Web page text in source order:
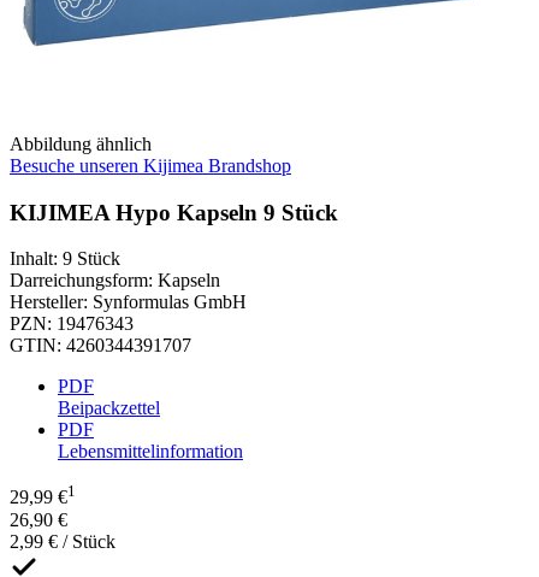
Abbildung ähnlich
Besuche unseren Kijimea Brandshop
KIJIMEA Hypo Kapseln 9 Stück
Inhalt: 9 Stück
Darreichungsform: Kapseln
Hersteller: Synformulas GmbH
PZN: 19476343
GTIN: 4260344391707
PDF
Beipackzettel
PDF
Lebensmittelinformation
29,99 €1
26,90 €
2,99 € / Stück